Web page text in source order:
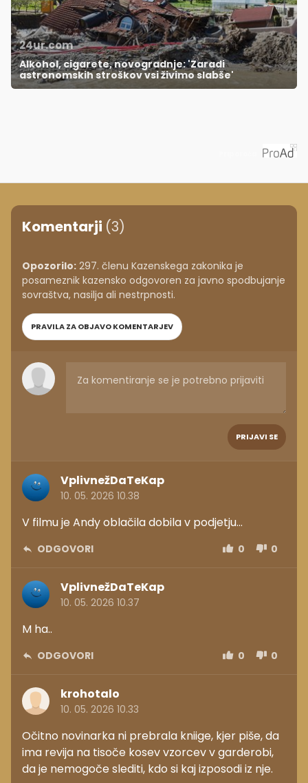
24ur.com
Alkohol, cigarete, novogradnje: 'Zaradi
astronomskih stroškov vsi živimo slabše'
Komentarji (3)
Opozorilo: 297. členu Kazenskega zakonika je
posameznik kazensko odgovoren za javno spodbujanje
sovraštva, nasilja ali nestrpnosti.
PRAVILA ZA OBJAVO KOMENTARJEV
PRIJAVI SE
VplivnežDaTeKap
10. 05. 2026 10.38
V filmu je Andy oblačila dobila v podjetju...
ODGOVORI 0 0
VplivnežDaTeKap
10. 05. 2026 10.37
M ha..
ODGOVORI 0 0
krohotalo
10. 05. 2026 10.33
Očitno novinarka ni prebrala kniige, kjer piše, da
ima revija na tisoče kosev vzorcev v garderobi,
da je nemogoče slediti, kdo si kaj izposodi iz nje.